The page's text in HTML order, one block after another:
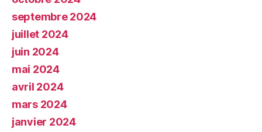
septembre 2024
juillet 2024
juin 2024
mai 2024
avril 2024
mars 2024
janvier 2024